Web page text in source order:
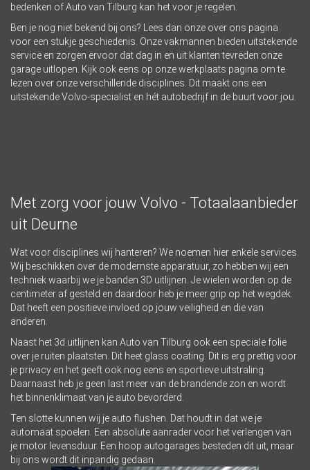
bedenken of Auto van Tilburg kan het voor je regelen.
Ben je nog niet bekend bij ons? Lees dan onze over ons pagina
voor een stukje geschiedenis. Onze vakmannen bieden uitstekende
service en zorgen ervoor dat dag in en uit klanten tevreden onze
garage uitlopen. Kijk ook eens op onzewerkplaats pagina om te
lezen over onze verschillende disciplines. Dit maakt ons een
uitstekende Volvo-specialist en hét autobedrijf in de buurt voor jou.
Met zorg voor jouw Volvo - Totaalaanbieder
uit Deurne
Wat voor disciplines wij hanteren? We noemen hier enkele services.
Wij beschikken over de modernste apparatuur, zo hebben wij een
techniek waarbij we je banden 3D uitlijnen. Je wielen worden op de
centimeter af gesteld en daardoor heb je meer grip op het wegdek.
Dat heeft een positieve invloed op jouw veiligheid en die van
anderen.
Naast het 3d uitlijnen kan Auto van Tilburg ook een speciale folie
over je ruiten plaatsten. Dit heet glass coating. Dit is erg prettig voor
je privacy en het geeft ook nog eens en sportieve uitstraling.
Daarnaast heb je geen last meer van de brandende zon en wordt
het binnenklimaat van je auto bevorderd.
Ten slotte kunnen wij je auto flushen. Dat houdt in dat we je
automaat spoelen. Een absolute aanrader voor het verlengen van
je motor levensduur. Een hoop autogarages besteden dit uit, maar
bij ons wordt dit inpandig gedaan.